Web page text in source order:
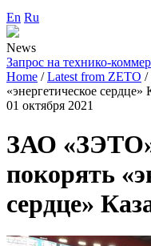
En Ru
News
Запрос на технико-
Home /Latest from ZETO /
«энергетическое сердце»
01 октября 2021
ЗАО
покорять
сердце»